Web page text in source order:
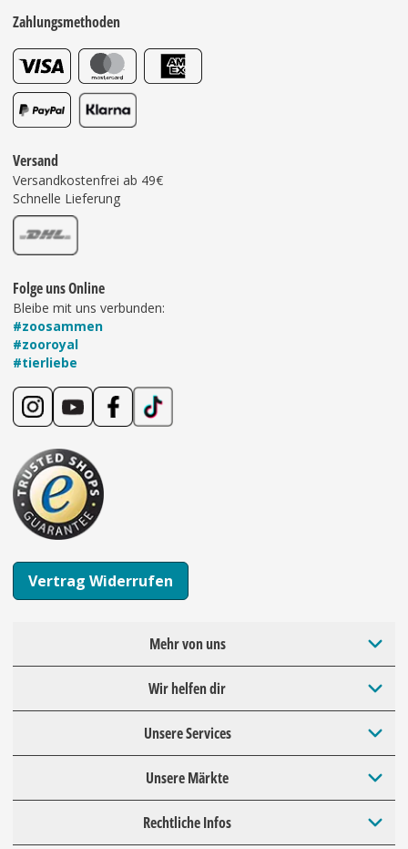
Zahlungsmethoden
Versand
Versandkostenfrei ab 49€
Schnelle Lieferung
Folge uns Online
Bleibe mit uns verbunden:
#zoosammen
#zooroyal
#tierliebe
Vertrag Widerrufen
Mehr von uns
Wir helfen dir
Unsere Services
Unsere Märkte
Rechtliche Infos